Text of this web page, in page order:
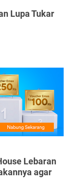
Lupa Tukar
Lebaran
agar